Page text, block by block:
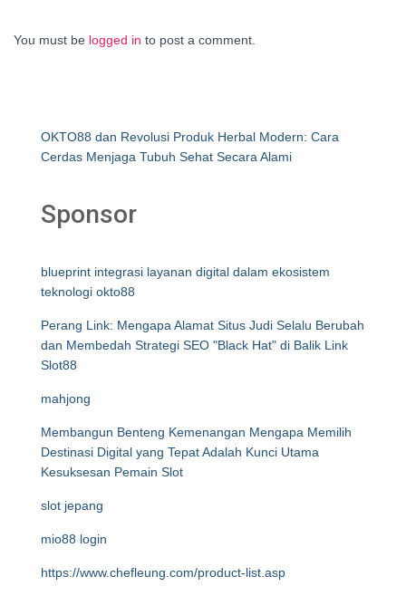
You must be logged in to post a comment.
OKTO88 dan Revolusi Produk Herbal Modern: Cara
Cerdas Menjaga Tubuh Sehat Secara Alami
Sponsor
blueprint integrasi layanan digital dalam ekosistem
teknologi okto88
Perang Link: Mengapa Alamat Situs Judi Selalu Berubah
dan Membedah Strategi SEO "Black Hat" di Balik Link
Slot88
mahjong
Membangun Benteng Kemenangan Mengapa Memilih
Destinasi Digital yang Tepat Adalah Kunci Utama
Kesuksesan Pemain Slot
slot jepang
mio88 login
https://www.chefleung.com/product-list.asp